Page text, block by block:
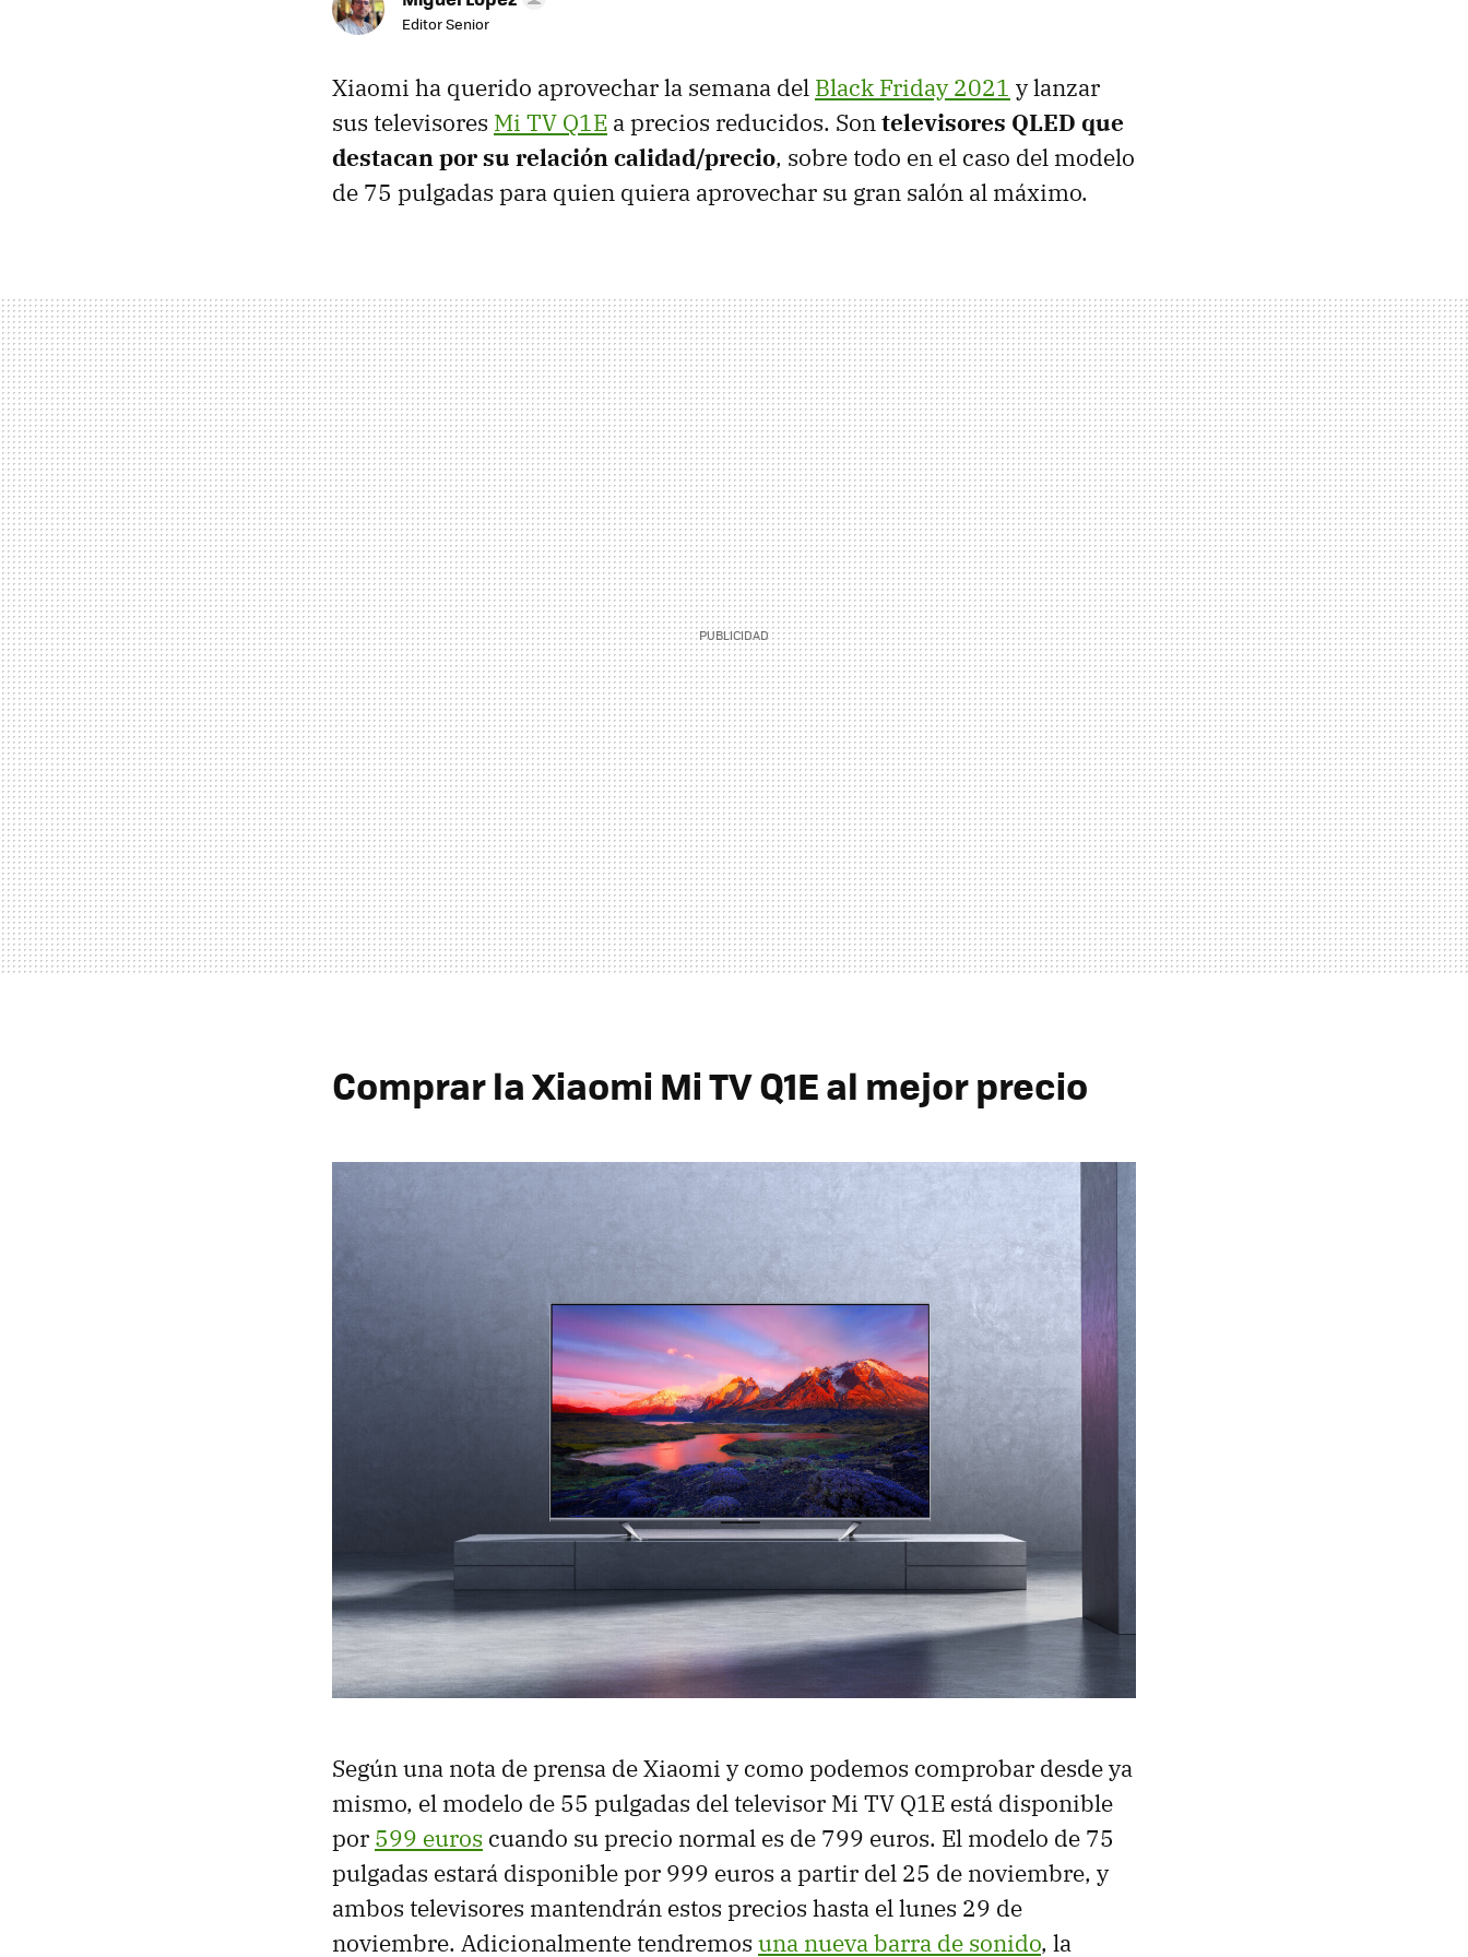
Editor Senior
Xiaomi ha querido aprovechar la semana del Black Friday 2021 y lanzar
sus televisores Mi TV Q1E a precios reducidos. Sontelevisores QLED que
destacan por su relación calidad/precio, sobre todo en el caso del modelo
de 75 pulgadas para quien quiera aprovechar su gran salón al máximo.
Comprar la Xiaomi Mi TV Q1E al mejor precio
Según una nota de prensa de Xiaomi y como podemos comprobar desde ya
mismo, el modelo de 55 pulgadas del televisor Mi TV Q1E está disponible
por 599 euros cuando su precio normal es de 799 euros. El modelo de 75
pulgadas estará disponible por 999 euros a partir del 25 de noviembre, y
ambos televisores mantendrán estos precios hasta el lunes 29 de
noviembre. Adicionalmente tendremos una nueva barra de sonido, la